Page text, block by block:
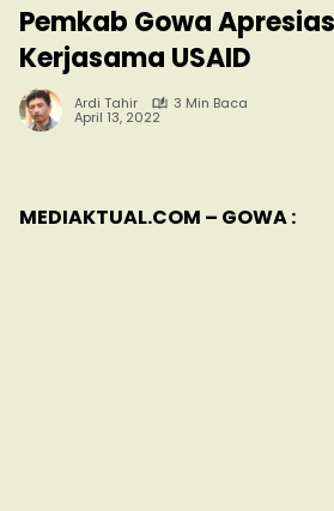
Pemkab Gowa
Kerjasama USAID
Ardi Tahir 3 Min Baca
April 13, 2022
MEDIAKTUAL.COM – GOWA :